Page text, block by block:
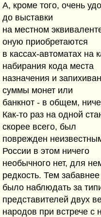
А, кроме того, очень
до выставки
на местном
оную приобретаются
в кассах-автоматах на
набирания кода места
назначения и
суммы монет или
банкнот - в общем,
Как-то раз на одной
скорее всего, был
поврежден
России в этом ничего
необычного нет, для
редкость. Тем забавнее
было наблюдать за
представителей двух
народов при встрече с